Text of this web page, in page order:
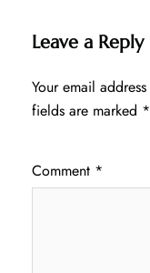
Leave a Reply
Your email
fields are marked *
Comment *